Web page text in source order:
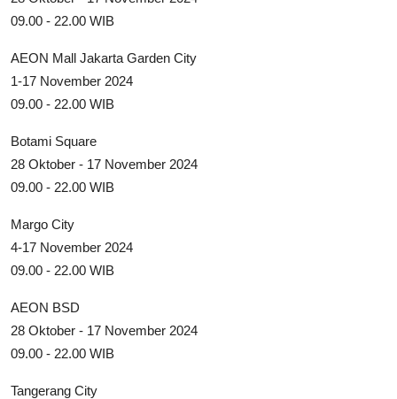
09.00 - 22.00 WIB
AEON Mall Jakarta Garden City
1-17 November 2024
09.00 - 22.00 WIB
Botami Square
28 Oktober - 17 November 2024
09.00 - 22.00 WIB
Margo City
4-17 November 2024
09.00 - 22.00 WIB
AEON BSD
28 Oktober - 17 November 2024
09.00 - 22.00 WIB
Tangerang City